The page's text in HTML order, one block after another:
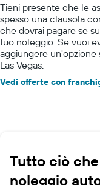
Tieni presente che le
spesso una clausola
che dovrai pagare se
tuo noleggio. Se vuoi
aggiungere un'opzione
Las Vegas.
Vedi offerte con
Tutto ciò
noleggio